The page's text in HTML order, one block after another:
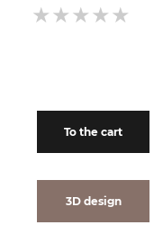
To the cart
3D design